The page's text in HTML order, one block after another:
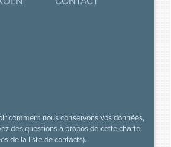
comment nous conservons vos données,
des questions à propos de cette charte,
de la liste de contacts).